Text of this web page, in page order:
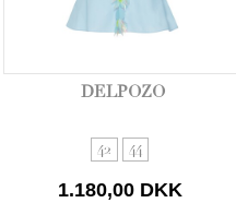
DELPOZO
42 44
1.180,00 DKK